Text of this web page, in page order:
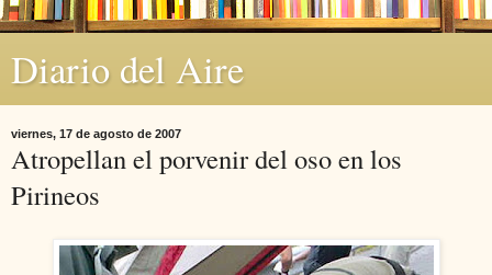
Diario del Aire
viernes, 17 de agosto de 2007
Atropellan el porvenir del oso en los
Pirineos